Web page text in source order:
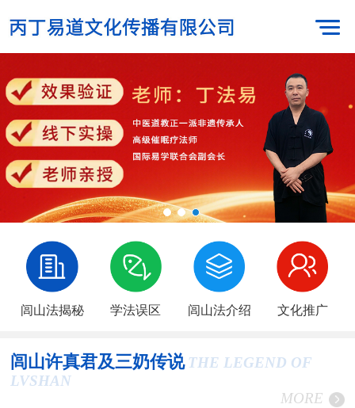
闾山法揭秘 学法误区 闾山法介绍 文化推广
闾山许真君及三奶传说 THE LEGEND OF
LVSHAN
MORE